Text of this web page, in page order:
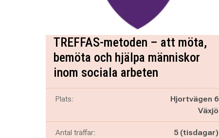
TREFFAS-metoden – att möta,
bemöta och hjälpa människor
inom sociala arbeten
Plats:
Hjortvägen 6
Växjö
Antal träffar: 5 (tisdagar)